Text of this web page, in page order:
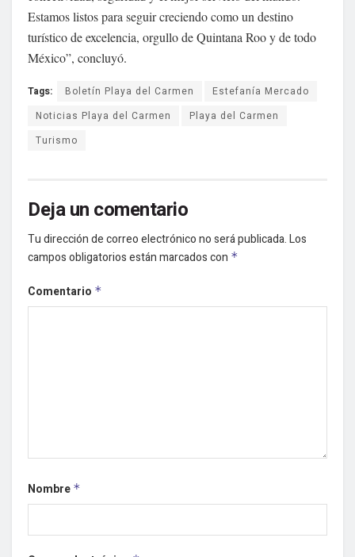
Estamos listos para seguir creciendo como un destino
turístico de excelencia, orgullo de Quintana Roo y de todo
México”, concluyó.
Tags: Boletín Playa del Carmen
Estefanía Mercado
Noticias Playa del Carmen
Playa del Carmen
Turismo
Deja un comentario
Tu dirección de correo electrónico no será publicada.Los
campos obligatorios están marcados con *
Comentario *
Nombre *